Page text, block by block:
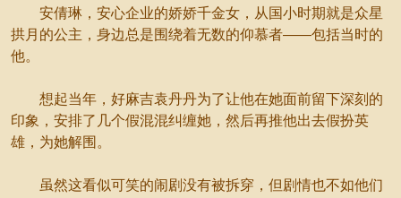
安倩琳，安心企业的娇娇千金女，从国小时期就是众星
拱月的公主，身边总是围绕着无数的仰慕者——包括当时的
他。
想起当年，好麻吉袁丹丹为了让他在她面前留下深刻的
印象，安排了几个假混混纠缠她，然后再推他出去假扮英
雄，为她解围。
虽然这看似可笑的闹剧没有被拆穿，但剧情也不如他们